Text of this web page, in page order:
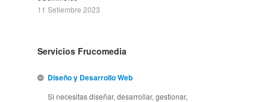
11 Setiembre 2023
Servicios Frucomedia
Diseño y Desarrollo Web
Si necesitas diseñar, desarrollar, gestionar,